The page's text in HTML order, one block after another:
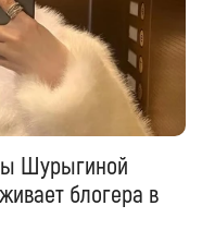
Шурыгиной
блогера в